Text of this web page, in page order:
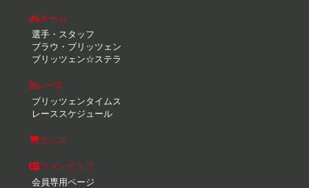
チーム
選手・スタッフ
ブラウ・ブリッツェン
ブリッツェン☆ステラ
レース
ブリッツェンタイムス
レーススケジュール
グッズ
ファンクラブ
会員専用ページ